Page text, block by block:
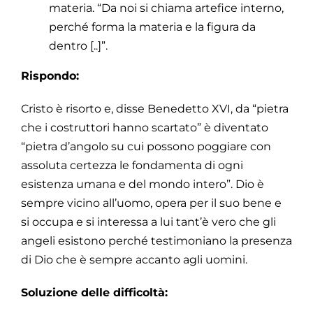
materia. “Da noi si chiama artefice interno,
perché forma la materia e la figura da
dentro [..]”.
Rispondo:
Cristo è risorto e, disse Benedetto XVI, da “pietra
che i costruttori hanno scartato” è diventato
“pietra d’angolo su cui possono poggiare con
assoluta certezza le fondamenta di ogni
esistenza umana e del mondo intero”. Dio è
sempre vicino all’uomo, opera per il suo bene e
si occupa e si interessa a lui tant’è vero che gli
angeli esistono perché testimoniano la presenza
di Dio che è sempre accanto agli uomini.
Soluzione delle difficoltà: